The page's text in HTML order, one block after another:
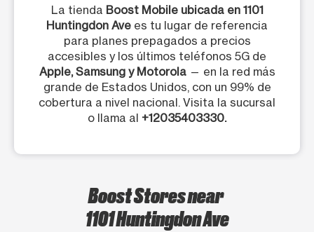
La tienda Boost Mobile ubicada en 1101
Huntingdon Ave es tu lugar de referencia
para planes prepagados a precios
accesibles y los últimos teléfonos 5G de
Apple, Samsung y Motorola— en la red más
grande de Estados Unidos, con un 99% de
cobertura a nivel nacional. Visita la sucursal
o llama al +12035403330.
Boost Stores near
1101 Huntingdon Ave